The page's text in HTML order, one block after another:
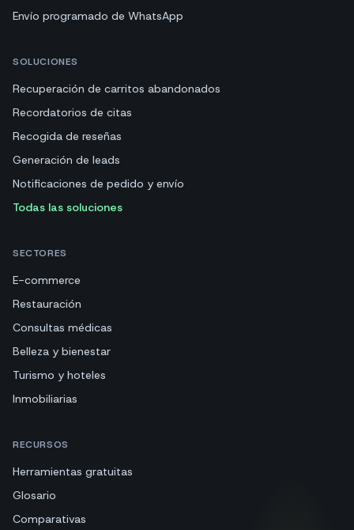
Envío programado de WhatsApp
SOLUCIONES
Recuperación de carritos abandonados
Recordatorios de citas
Recogida de reseñas
Generación de leads
Notificaciones de pedido y envío
Todas las soluciones
SECTORES
E-commerce
Restauración
Consultas médicas
Belleza y bienestar
Turismo y hoteles
Inmobiliarias
RECURSOS
Herramientas gratuitas
Glosario
Comparativas